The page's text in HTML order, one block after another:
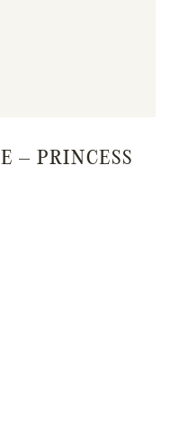
– PRINCESS